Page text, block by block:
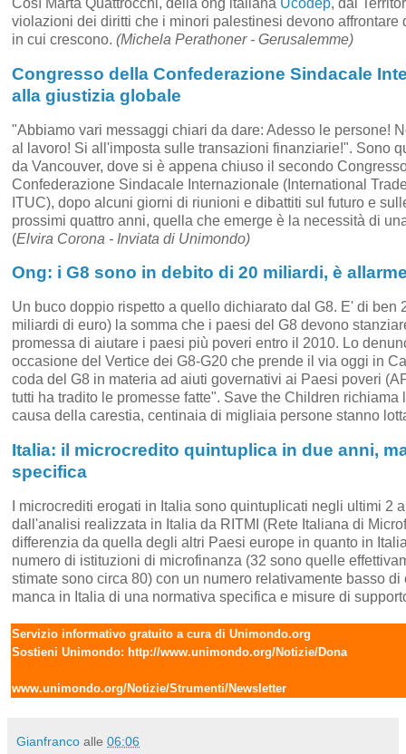
Così Marta Quattrocchi, della ong italiana Ucodep, dai
violazioni dei diritti che i minori palestinesi devono affrontare
in cui crescono. (Michela Perathoner - Gerusalemme)
Congresso della Confederazione Sindacale
alla giustizia globale
"Abbiamo vari messaggi chiari da dare: Adesso le persone!
al lavoro! Si all'imposta sulle transazioni finanziarie!". Sono
da Vancouver, dove si è appena chiuso il secondo
Confederazione Sindacale Internazionale (International
ITUC), dopo alcuni giorni di riunioni e dibattiti sul futuro e
prossimi quattro anni, quella che emerge è la necessità di
(Elvira Corona - Inviata di Unimondo)
Ong: i G8 sono in debito di 20 miliardi, è
Un buco doppio rispetto a quello dichiarato dal G8. E' di ben
miliardi di euro) la somma che i paesi del G8 devono
promessa di aiutare i paesi più poveri entro il 2010. Lo
occasione del Vertice dei G8-G20 che prende il via oggi in
coda del G8 in materia ad aiuti governativi ai Paesi poveri
tutti ha tradito le promesse fatte". Save the Children
causa della carestia, centinaia di migliaia persone stanno
Italia: il microcredito quintuplica in due anni,
specifica
I microcrediti erogati in Italia sono quintuplicati negli ultimi 2
dall'analisi realizzata in Italia da RITMI (Rete Italiana di
differenzia da quella degli altri Paesi europe in quanto in
numero di istituzioni di microfinanza (32 sono quelle
stimate sono circa 80) con un numero relativamente basso
manca in Italia di una normativa specifica e misure di
Servizio informativo gratuito a cura di Unimondo.org
Sostieni Unimondo: http://www.unimondo.org/Notizie/Dona
www.unimondo.org/Notizie/Strumenti/Newsletter
Gianfranco alle 06:06